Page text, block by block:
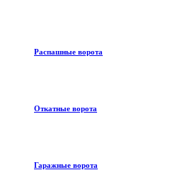
Распашные ворота
Откатные ворота
Гаражные ворота